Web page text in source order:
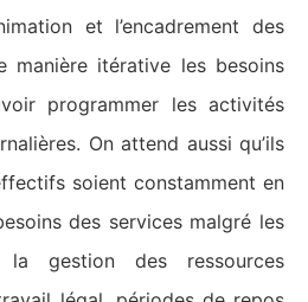
et l’encadrement des
manière itérative les besoins
programmer les activités
On attend aussi qu’ils
soient constamment en
des services malgré les
gestion des ressources